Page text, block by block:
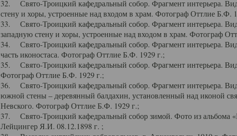
32. Свято-Троицкий кафедральный собор. Фрагмент интерьера.
стену и хоры, устроенные над входом в храм. Фотограф Оттлие Б.Ф.
33. Свято-Троицкий кафедральный собор. Фрагмент интерьера.
западную стену и хоры, устроенные над входом в храм. Фотограф
34. Свято-Троицкий кафедральный собор. Фрагмент интерьера.
часть иконостаса. Фотограф Оттлие Б.Ф. 1929 г.;
35. Свято-Троицкий кафедральный собор. Фрагмент интерьера.
Фотограф Оттлие Б.Ф. 1929 г.;
36. Свято-Троицкий кафедральный собор. Фрагмент интерьера.
южной стены – деревянный балдахин, установленный над иконой
Невского. Фотограф Оттлие Б.Ф. 1929 г.;
37. Свято-Троицкий кафедральный собор зимой. Фото из альбома
Лейцингер Я.И. 08.12.1898 г. ;